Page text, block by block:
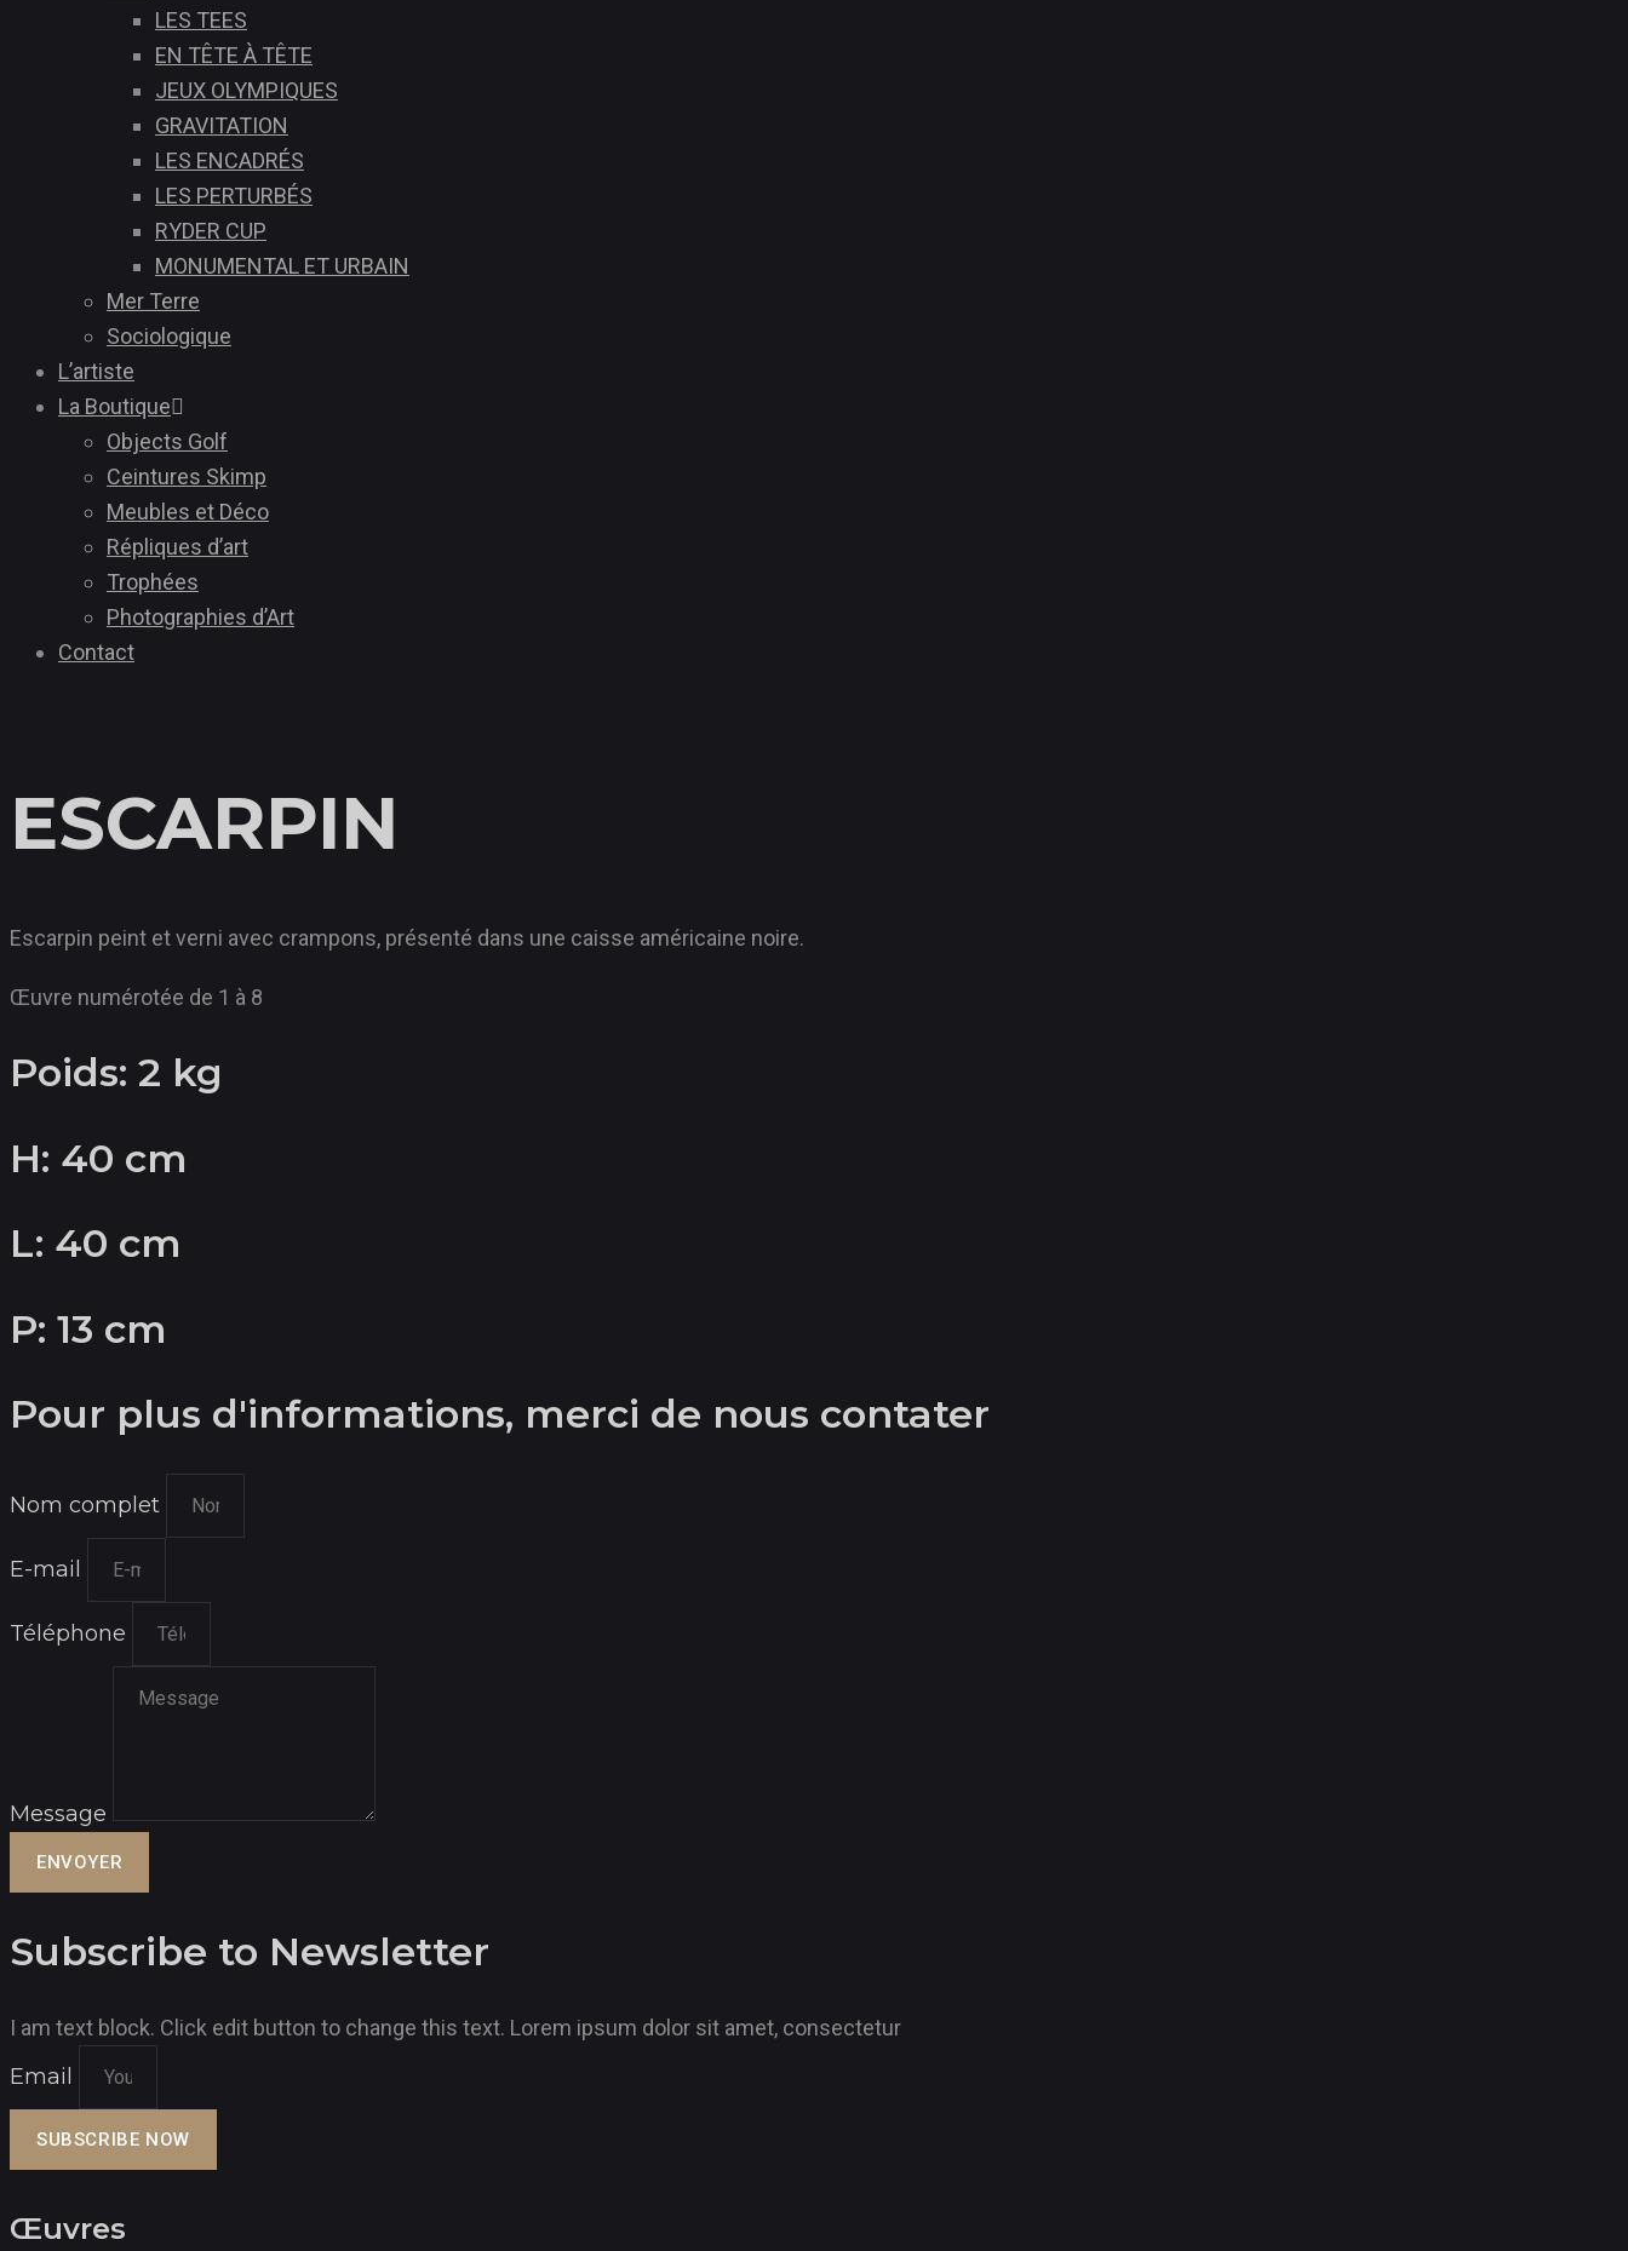
LES TEES
EN TÊTE À TÊTE
JEUX OLYMPIQUES
GRAVITATION
LES ENCADRÉS
LES PERTURBÉS
RYDER CUP
MONUMENTAL ET URBAIN
Mer Terre
Sociologique
L’artiste
La Boutique
Objects Golf
Ceintures Skimp
Meubles et Déco
Répliques d’art
Trophées
Photographies d’Art
Contact
ESCARPIN
Escarpin peint et verni avec crampons, présenté dans une caisse américaine noire.
Œuvre numérotée de 1 à 8
Poids: 2 kg
H: 40 cm
L: 40 cm
P: 13 cm
Pour plus d'informations, merci de nous contater
Nom complet
E-mail
Téléphone
Message
ENVOYER
Subscribe to Newsletter
I am text block. Click edit button to change this text. Lorem ipsum dolor sit amet, consectetur
Email
SUBSCRIBE NOW
Œuvres